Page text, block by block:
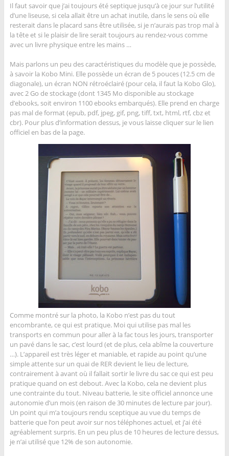
Il faut savoir que j’ai toujours été septique jusqu’à ce jour sur l’utilité
d’une liseuse, si cela allait être un achat inutile, dans le sens où elle
resterait dans le placard sans être utilisée, si je n’aurais pas trop mal à
la tête et si le plaisir de lire serait toujours au rendez-vous comme
avec un livre physique entre les mains …
Mais parlons un peu des caractéristiques du modèle que je possède,
à savoir la Kobo Mini. Elle possède un écran de 5 pouces (12.5 cm de
diagonale), un écran NON rétroéclairé (pour cela, il faut la Kobo Glo),
avec 2 Go de stockage (dont 1345 Mo disponible au stockage
d’ebooks, soit environ 1100 ebooks embarqués). Elle prend en charge
pas mal de format (epub, pdf, jpeg, gif, png, tiff, txt, html, rtf, cbz et
cbr). Pour plus d’information dessus, je vous laisse cliquer sur le lien
officiel en bas de la page.
Comme montré sur la photo, la Kobo n’est pas du tout
encombrante, ce qui est pratique. Moi qui utilise pas mal les
transports en commun pour aller à la fac tous les jours, transporter
un pavé dans le sac, c’est lourd (et de plus, cela abîme la couverture
…). L’appareil est très léger et maniable, et rapide au point qu’une
simple attente sur un quai de RER devient le lieu de lecture,
contrairement à avant où il fallait sortir le livre du sac ce qui est peu
pratique quand on est debout. Avec la Kobo, cela ne devient plus
une contrainte du tout. Niveau batterie, le site officiel annonce une
autonomie d’un mois (en raison de 30 minutes de lecture par jour).
Un point qui m’a toujours rendu sceptique au vue du temps de
batterie que l’on peut avoir sur nos téléphones actuel, et j’ai été
agréablement surpris. En un peu plus de 10 heures de lecture dessus,
je n’ai utilisé que 12% de son autonomie.